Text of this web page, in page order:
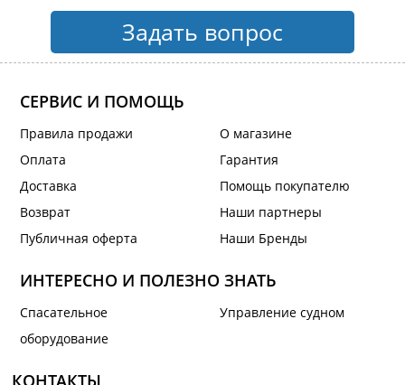
Задать вопрос
СЕРВИС И ПОМОЩЬ
Правила продажи
Оплата
Доставка
Возврат
Публичная оферта
О магазине
Гарантия
Помощь покупателю
Наши партнеры
Наши Бренды
ИНТЕРЕСНО И ПОЛЕЗНО ЗНАТЬ
Спасательное
оборудование
Управление судном